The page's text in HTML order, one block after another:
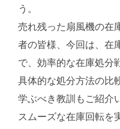
う。
売れ残った扇風機の在
者の皆様、今回は、在
で、効率的な在庫処分
具体的な処分方法の比
学ぶべき教訓もご紹介
スムーズな在庫回転を